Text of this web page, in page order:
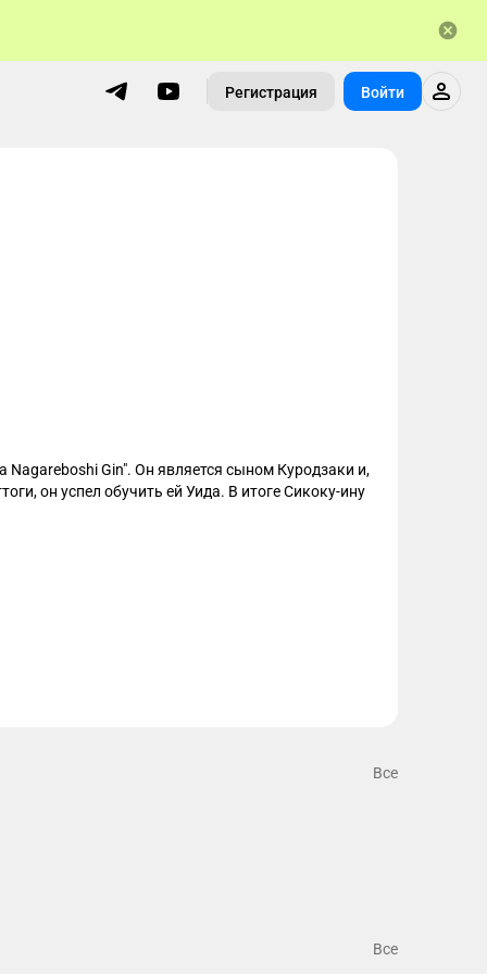
Регистрация Войти
Nagareboshi Gin". Он является сыном Куродзаки и,
он успел обучить ей Уида. В итоге Сикоку-ину
Все
Все